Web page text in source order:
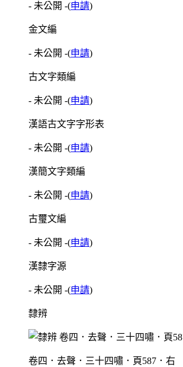
- 未公開 -(申請)
金文編
- 未公開 -(申請)
古文字類編
- 未公開 -(申請)
漢語古文字字形表
- 未公開 -(申請)
漢簡文字類編
- 未公開 -(申請)
古璽文編
- 未公開 -(申請)
漢隸字源
- 未公開 -(申請)
隸辨
卷四．去聲．三十四嘯．頁587．右